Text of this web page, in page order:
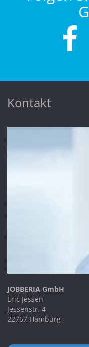
Kontakt
JOBBERIA GmbH
Eric Jessen
Jessenstr. 4
22767 Hamburg